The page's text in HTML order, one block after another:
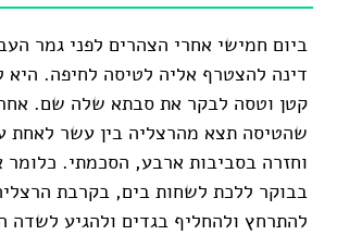
ביום חמישי אחרי הצהרים לפני גמר
דינה להצטרף אליה לטיסה לחיפה. היא
קטן וטסה לבקר את סבתא שלה שם.
שהטיסה תצא מהרצליה בין עשר לאחת
וחזרה בסביבות ארבע, הסכמתי. כלומר
בבוקר ללכת לשחות בים, בקרבת
להתרחץ ולהחליף בגדים ולהגיע לשדה